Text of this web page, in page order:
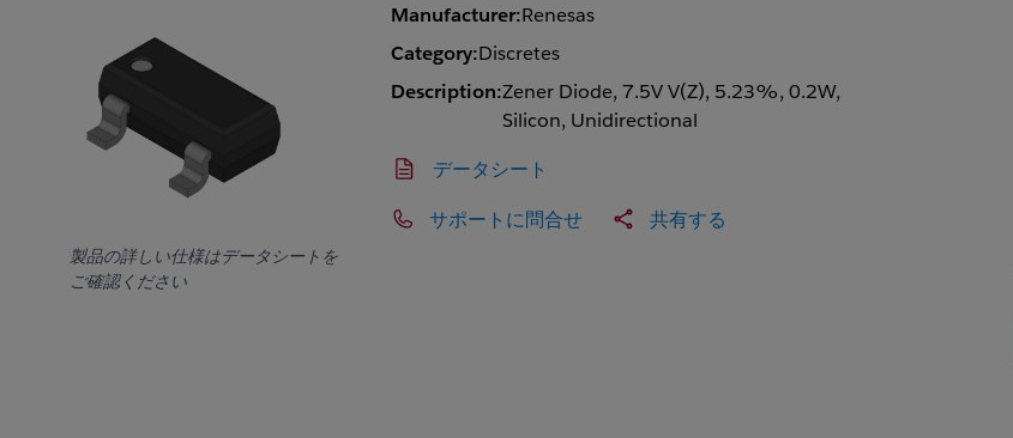
製品の詳しい仕様はデータシートを
ご確認ください
Manufacturer:Renesas
Category:Discretes
Description:Zener Diode, 7.5V V(Z), 5.23%, 0.2W,
Silicon, Unidirectional
データシート
サポートに問合せ 共有する